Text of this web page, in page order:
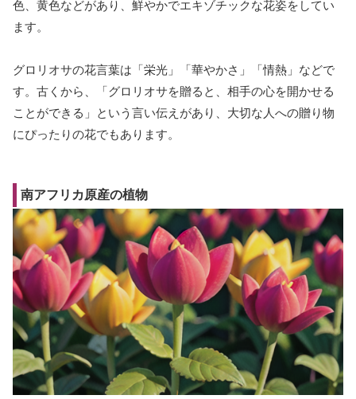
色、黄色などがあり、鮮やかでエキゾチックな花姿をしてい
ます。
グロリオサの花言葉は「栄光」「華やかさ」「情熱」などで
す。古くから、「グロリオサを贈ると、相手の心を開かせる
ことができる」という言い伝えがあり、大切な人への贈り物
にぴったりの花でもあります。
南アフリカ原産の植物